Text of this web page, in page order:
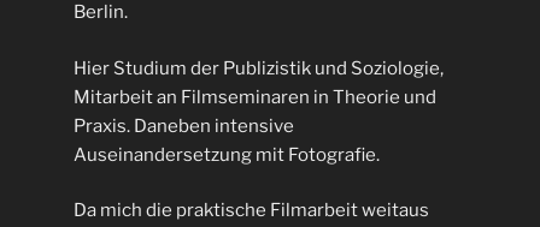
Berlin.
Hier Studium der Publizistik und Soziologie,
Mitarbeit an Filmseminaren in Theorie und
Praxis. Daneben intensive
Auseinandersetzung mit Fotografie.
Da mich die praktische Filmarbeit weitaus